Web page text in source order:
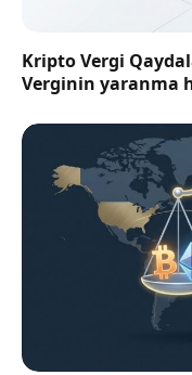
Kripto Vergi
Verginin yaranma